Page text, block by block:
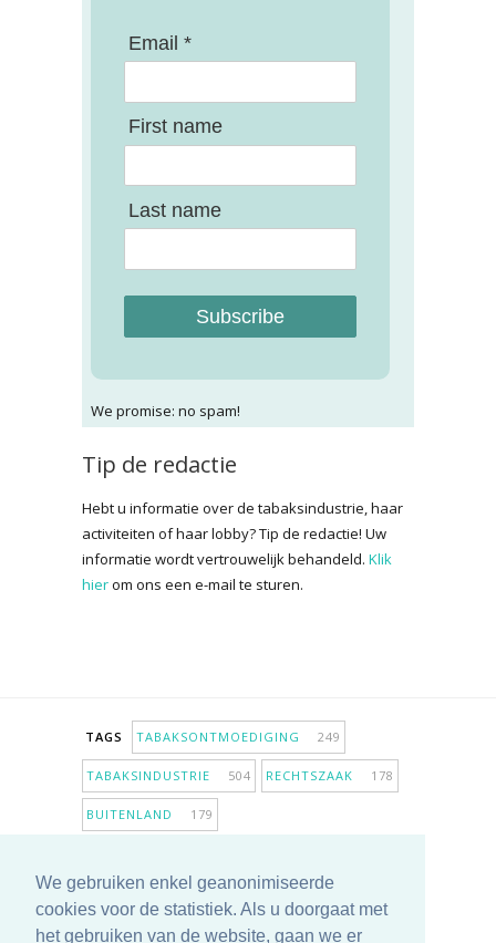
We gebruiken enkel geanonimiseerde
cookies voor de statistiek. Als u doorgaat met
het gebruiken van de website, gaan we er
Email *
First name
Last name
Subscribe
We promise: no spam!
Tip de redactie
Hebt u informatie over de tabaksindustrie, haar
activiteiten of haar lobby? Tip de redactie! Uw
informatie wordt vertrouwelijk behandeld. Klik
hierom ons een e-mail te sturen.
TAGS TABAKSONTMOEDIGING 249
TABAKSINDUSTRIE 504 RECHTSZAAK 178
BUITENLAND 179
ANTIROOKBELEID307 ONDERZOEK
MEER TAGS TONEN